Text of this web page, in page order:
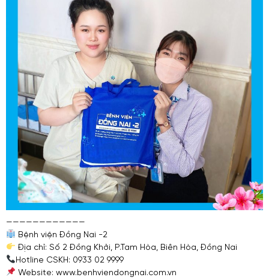
————————————
Bệnh viện Đồng Nai -2
Địa chỉ: Số 2 Đồng Khởi, P.Tam Hòa, Biên Hòa, Đồng Nai
Hotline CSKH: 0933 02 9999
Website: www.benhviendongnai.com.vn